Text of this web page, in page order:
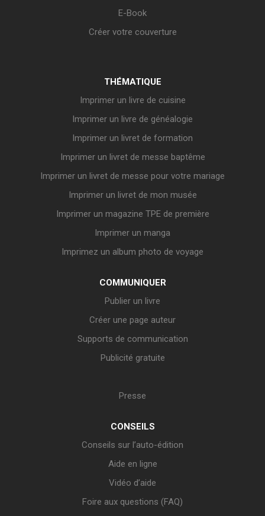
E-Book
Créer votre couverture
THÉMATIQUE
Imprimer un livre de cuisine
Imprimer un livre de généalogie
Imprimer un livret de formation
Imprimer un livret de messe baptême
Imprimer un livret de messe pour votre mariage
Imprimer un livret de mon musée
Imprimer un magazine TPE de première
Imprimer un manga
Imprimez un album photo de voyage
COMMUNIQUER
Publier un livre
Créer une page auteur
Supports de communication
Publicité gratuite
Presse
CONSEILS
Conseils sur l’auto-édition
Aide en ligne
Vidéo d’aide
Foire aux questions (FAQ)